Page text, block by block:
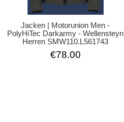
Jacken | Motorunion Men -
PolyHiTec Darkarmy - Wellensteyn
Herren SMW110.L561743
€78.00